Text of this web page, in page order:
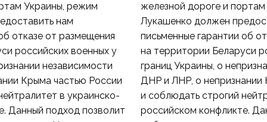
Украины, режим
нам
отказе от размещения
российских военных у
независимости
Крыма частью России
в украинско-
Данный подход позволит
железной дороге и
Лукашенко должен
письменные гарантии об
на территории Беларуси
границ Украины, о
ДНР и ЛНР, о непризнании
и соблюдать строгий
российском конфликте.